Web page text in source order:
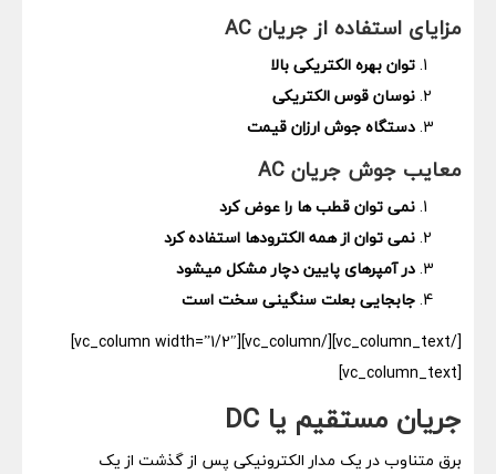
مزایای استفاده از جریانAC
توان بهره الکتریکی بالا
نوسان قوس الکتریکی
دستگاه جوش ارزان قیمت
معایب جوش جریانAC
نمی توان قطب ها را عوض کرد
نمی توان از همه الکترودها استفاده کرد
در آمپرهای پایین دچار مشکل میشود
جابجایی بعلت سنگینی سخت است
[/vc_column_text][/vc_column][vc_column width=”1/2″]
[vc_column_text]
جریان مستقیم یا DC
برق متناوب در یک مدار الکترونیکی پس از گذشت از یک